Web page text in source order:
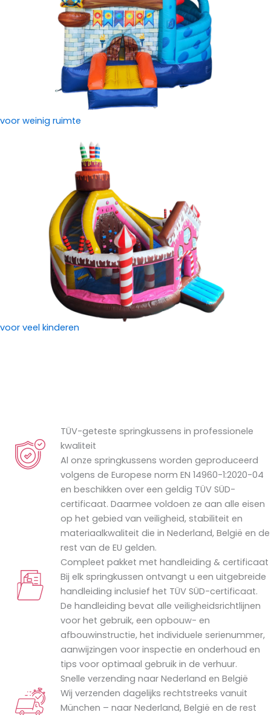
voor weinig ruimte
voor veel kinderen
TÜV-geteste springkussens in professionele
kwaliteit
Al onze springkussens worden geproduceerd
volgens de Europese norm EN 14960-1:2020-04
en beschikken over een geldig TÜV SÜD-
certificaat. Daarmee voldoen ze aan alle eisen
op het gebied van veiligheid, stabiliteit en
materiaalkwaliteit die in Nederland, België en de
rest van de EU gelden.
Compleet pakket met handleiding & certificaat
Bij elk springkussen ontvangt u een uitgebreide
handleiding inclusief het TÜV SÜD-certificaat.
De handleiding bevat alle veiligheidsrichtlijnen
voor het gebruik, een opbouw- en
afbouwinstructie, het individuele serienummer,
aanwijzingen voor inspectie en onderhoud en
tips voor optimaal gebruik in de verhuur.
Snelle verzending naar Nederland en België
Wij verzenden dagelijks rechtstreeks vanuit
München – naar Nederland, België en de rest